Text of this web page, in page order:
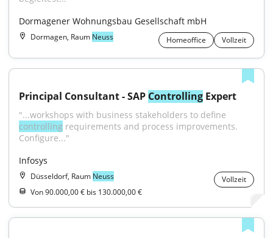
Dormagener Wohnungsbau Gesellschaft mbH
Dormagen, Raum Neuss Homeoffice Vollzeit
Principal Consultant - SAP Controlling Expert
controlling requirements and process improvements.
Configure..."
Infosys
Düsseldorf, Raum Neuss
Vollzeit
Von 90.000,00 € bis 130.000,00 €